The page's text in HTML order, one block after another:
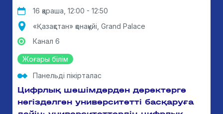
16 қараша, 12:00 - 12:50
«Қазақстан» қонақүйі, Grand Palace
Канал 6
Жоғары білім
Панельді пікірталас
Цифрлық шешімдерден деректерге
негізделген университетті басқаруға